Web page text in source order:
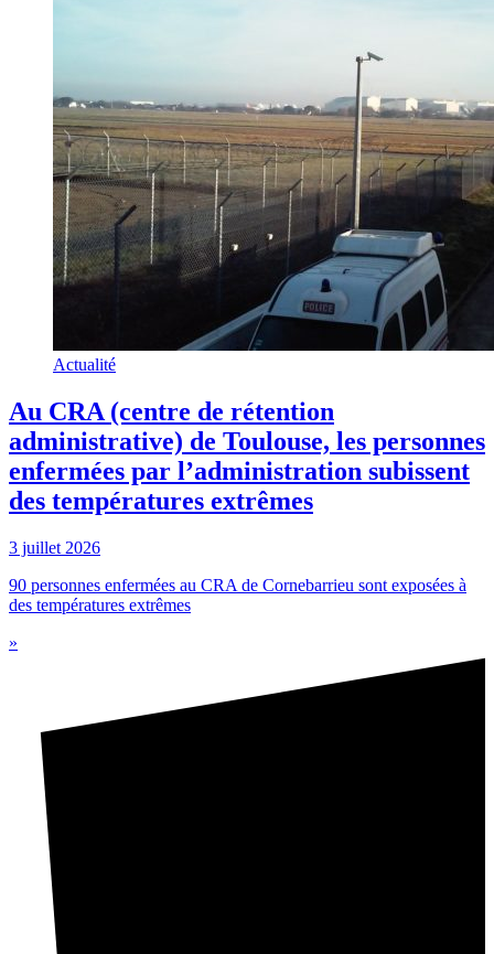
Actualité
Au CRA (centre de rétention
administrative) de Toulouse, les personnes
enfermées par l’administration subissent
des températures extrêmes
3 juillet 2026
90 personnes enfermées au CRA de Cornebarrieu sont exposées à
des températures extrêmes
»